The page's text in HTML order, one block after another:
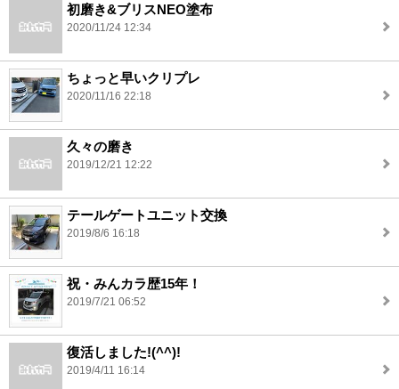
初磨き&ブリスNEO塗布
2020/11/24 12:34
ちょっと早いクリプレ
2020/11/16 22:18
久々の磨き
2019/12/21 12:22
テールゲートユニット交換
2019/8/6 16:18
祝・みんカラ歴15年！
2019/7/21 06:52
復活しました!(^^)!
2019/4/11 16:14